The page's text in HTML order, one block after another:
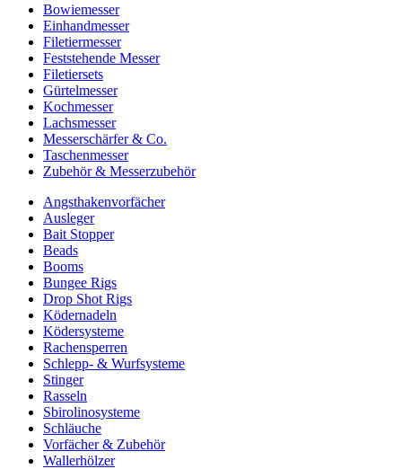
Bowiemesser
Einhandmesser
Filetiermesser
Feststehende Messer
Filetiersets
Gürtelmesser
Kochmesser
Lachsmesser
Messerschärfer & Co.
Taschenmesser
Zubehör & Messerzubehör
Angsthakenvorfächer
Ausleger
Bait Stopper
Beads
Booms
Bungee Rigs
Drop Shot Rigs
Ködernadeln
Ködersysteme
Rachensperren
Schlepp- & Wurfsysteme
Stinger
Rasseln
Sbirolinosysteme
Schläuche
Vorfächer & Zubehör
Wallerhölzer